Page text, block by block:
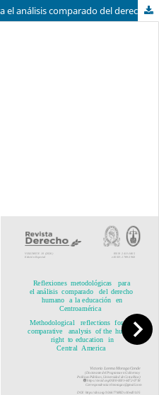
Reflexiones metodológicas para el análisis comparado del derecho humano a la educación en Centroamérica